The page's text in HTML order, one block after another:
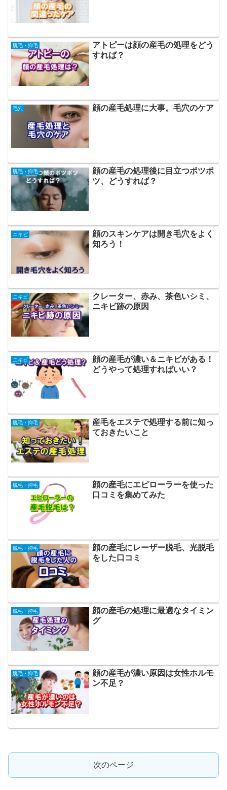
脱毛・抑毛
アトピーは顔の産毛の処理をどう
すれば？
毛穴 顔の産毛処理に大事。毛穴のケア
脱毛・抑毛
顔の産毛の処理後に目立つポツポ
ツ、どうすれば？
ニキビ
顔のスキンケアは開き毛穴をよく
知ろう！
ニキビ
クレーター、赤み、茶色いシミ、
ニキビ跡の原因
ニキビ
顔の産毛が濃い＆ニキビがある！
どうやって処理すればいい？
脱毛・抑毛
産毛をエステで処理する前に知っ
ておきたいこと
脱毛・抑毛
顔の産毛にエピローラーを使った
口コミを集めてみた
脱毛・抑毛
顔の産毛にレーザー脱毛、光脱毛
をした口コミ
脱毛・抑毛
顔の産毛の処理に最適なタイミン
グ
脱毛・抑毛
顔の産毛が濃い原因は女性ホルモ
ン不足？
次のページ